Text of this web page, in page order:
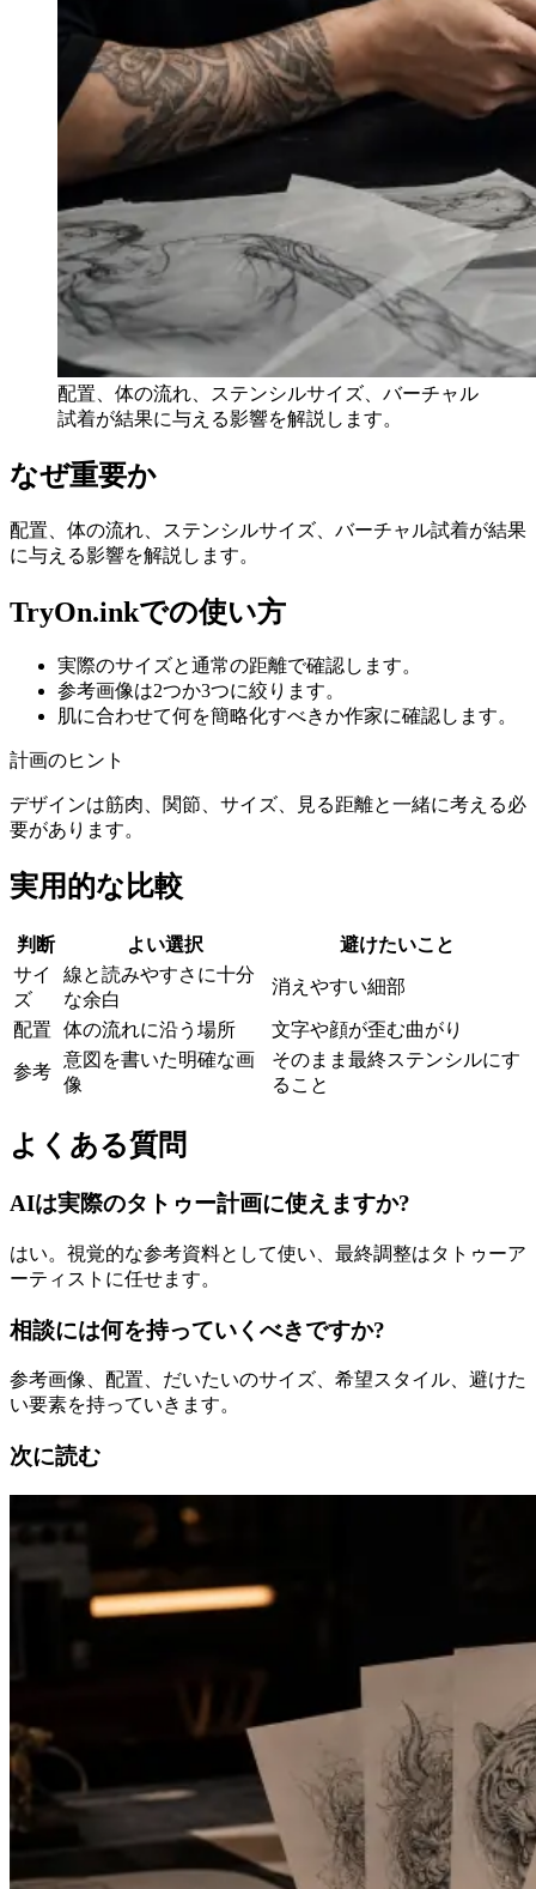
配置、体の流れ、ステンシルサイズ、バーチャル
試着が結果に与える影響を解説します。
なぜ重要か
配置、体の流れ、ステンシルサイズ、バーチャル試着が結果
に与える影響を解説します。
TryOn.inkでの使い方
実際のサイズと通常の距離で確認します。
参考画像は2つか3つに絞ります。
肌に合わせて何を簡略化すべきか作家に確認します。
計画のヒント
デザインは筋肉、関節、サイズ、見る距離と一緒に考える必
要があります。
実用的な比較
判断 よい選択
避けたいこと
サイ
ズ
線と読みやすさに十分
な余白
消えやすい細部
配置 体の流れに沿う場所 文字や顔が歪む曲がり
参考
意図を書いた明確な画
像
そのまま最終ステンシルにす
ること
よくある質問
AIは実際のタトゥー計画に使えますか?
はい。視覚的な参考資料として使い、最終調整はタトゥーア
ーティストに任せます。
相談には何を持っていくべきですか?
参考画像、配置、だいたいのサイズ、希望スタイル、避けた
い要素を持っていきます。
次に読む